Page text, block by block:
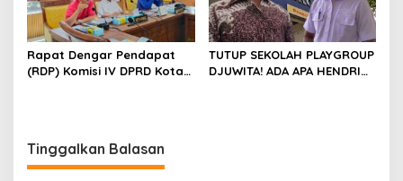
Rapat Dengar Pendapat
(RDP) Komisi IV DPRD Kota
TUTUP SEKOLAH PLAYGROUP
DJUWITA! ADA APA HENDRI
Tinggalkan Balasan